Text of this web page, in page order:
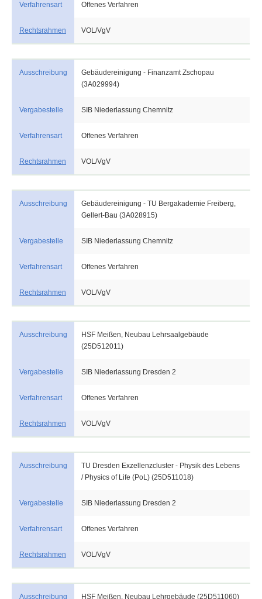
Verfahrensart Offenes Verfahren
Rechtsrahmen VOL/VgV
Ausschreibung
Gebäudereinigung - Finanzamt Zschopau
(3A029994)
Vergabestelle SIB Niederlassung Chemnitz
Verfahrensart Offenes Verfahren
Rechtsrahmen VOL/VgV
Ausschreibung
Gebäudereinigung - TU Bergakademie Freiberg,
Gellert-Bau (3A028915)
Vergabestelle SIB Niederlassung Chemnitz
Verfahrensart Offenes Verfahren
Rechtsrahmen VOL/VgV
Ausschreibung
HSF Meißen, Neubau Lehrsaalgebäude
(25D512011)
Vergabestelle SIB Niederlassung Dresden 2
Verfahrensart Offenes Verfahren
Rechtsrahmen VOL/VgV
Ausschreibung
TU Dresden Exzellenzcluster - Physik des Lebens
/ Physics of Life (PoL) (25D511018)
Vergabestelle SIB Niederlassung Dresden 2
Verfahrensart Offenes Verfahren
Rechtsrahmen VOL/VgV
Ausschreibung HSF Meißen, Neubau Lehrgebäude (25D511060)